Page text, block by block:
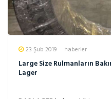
23 Şub 2019 haberler
Large Size Rulmanların
Lager